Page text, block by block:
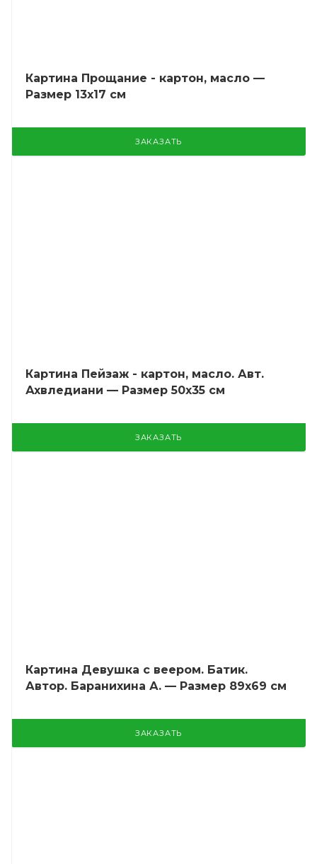
Картина Прощание - картон, масло —
Размер 13х17 см
ЗАКАЗАТЬ
Картина Пейзаж - картон, масло. Авт.
Ахвледиани — Размер 50х35 см
ЗАКАЗАТЬ
Картина Девушка с веером. Батик.
Автор. Баранихина А. — Размер 89х69 см
ЗАКАЗАТЬ